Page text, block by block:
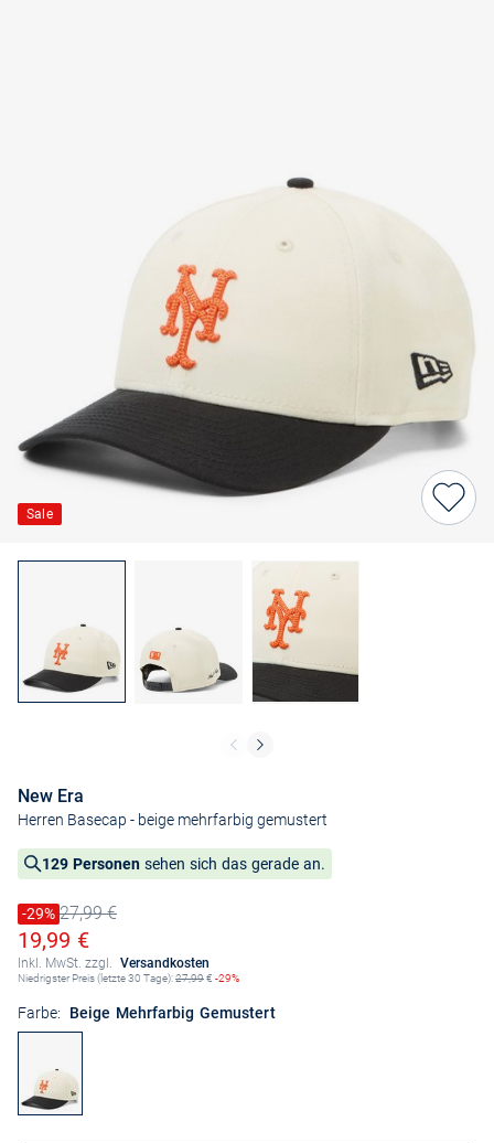
Sale
New Era
Herren Basecap - beige mehrfarbig gemustert
129 Personen sehen sich das gerade an.
Preis reduziert um
-29%
Alter Preis27,99 €
Ermäßigter Preis
19,99 €
Inkl. MwSt. zzgl. Versandkosten
Niedrigster Preis (letzte 30 Tage):27,99€ -29%
Farbe: Beige Mehrfarbig Gemustert